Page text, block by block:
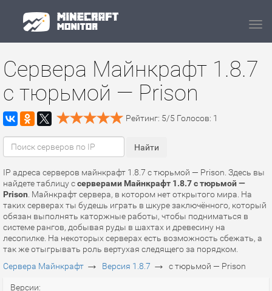
Сервера Майнкрафт 1.8.7
с тюрьмой — Prison
Рейтинг: 5/5 Голосов: 1
IP адреса серверов майнкрафт 1.8.7 с тюрьмой — Prison. Здесь вы
найдете таблицу ссерверами Майнкрафт 1.8.7 с тюрьмой —
Prison . Майнкрафт сервера, в котором нет открытого мира. На
таких серверах ты будешь играть в шкуре заключённого, который
обязан выполнять каторжные работы, чтобы подниматься в
системе рангов, добывая руды в шахтах и древесину на
лесопилке. На некоторых серверах есть возможность сбежать, а
так же отыгрывать роль вертухая следящего за порядком.
Сервера Майнкрафт → Версия 1.8.7 → с тюрьмой — Prison
Версии: